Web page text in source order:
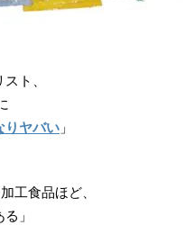
ト、
りヤバい 」
工食品ほど、
」